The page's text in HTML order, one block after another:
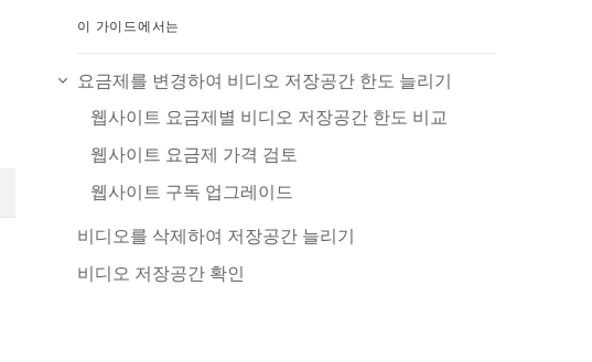
이 가이드에서는
요금제를 변경하여 비디오 저장공간 한도 늘리기
웹사이트 요금제별 비디오 저장공간 한도 비교
웹사이트 요금제 가격 검토
웹사이트 구독 업그레이드
비디오를 삭제하여 저장공간 늘리기
비디오 저장공간 확인